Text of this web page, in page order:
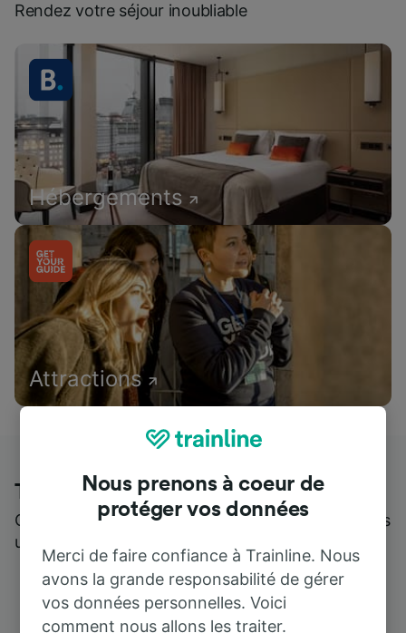
Rendez votre séjour inoubliable
Hébergements
Attractions
Trainline : l'avis de nos clients
Qui mieux pour parler de nous, que ceux qui nous
utilisent ?
Nous prenons à coeur de
protéger vos données
Merci de faire confiance à Trainline. Nous
avons la grande responsabilité de gérer
vos données personnelles. Voici
comment nous allons les traiter.